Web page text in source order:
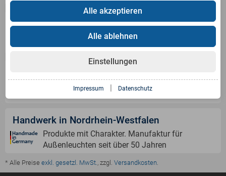
Zahlungsarten
Handwerk in Nordrhein-Westfalen
Produkte mit Charakter. Manufaktur für
Außenleuchten seit über 50 Jahren
* Alle Preise exkl. gesetzl. MwSt., zzgl. Versandkosten.
Einstellungen
Alle ablehnen
Alle akzeptieren
Impressum Datenschutz